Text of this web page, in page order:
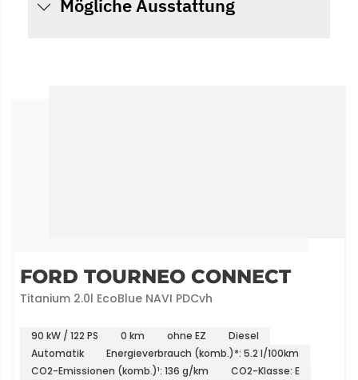
Mögliche Ausstattung
FORD TOURNEO CONNECT
Titanium 2.0l EcoBlue NAVI PDCvh
90 kW / 122 PS 0 km ohne EZ
Diesel
Automatik
Energieverbrauch (komb.)*: 5.2 l/100km
CO2-Emissionen (komb.)¹: 136 g/km
CO2-Klasse: E